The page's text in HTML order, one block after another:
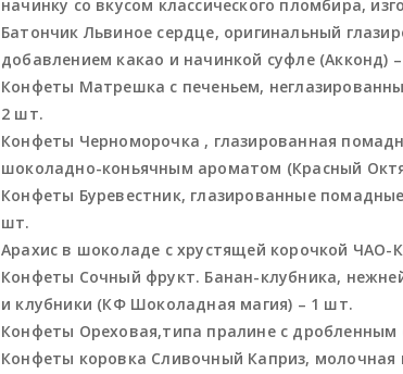
начинку со вкусом классического пломбира,
Батончик Львиное сердце, оригинальный
добавлением какао и начинкой суфле (Акконд)
Конфеты Матрешка с печеньем,
2 шт.
Конфеты Черноморочка , глазированная
шоколадно-коньячным ароматом (Красный
Конфеты Буревестник, глазированные
шт.
Арахис в шоколаде с хрустящей корочкой
Конфеты Сочный фрукт. Банан-клубника,
и клубники (КФ Шоколадная магия) – 1 шт.
Конфеты Ореховая,типа пралине с
Конфеты коровка Сливочный Каприз, молочная